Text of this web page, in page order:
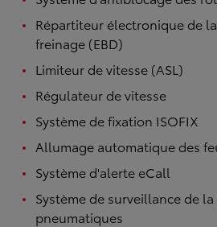
Répartiteur électronique de
freinage (EBD)
Limiteur de vitesse (ASL)
Régulateur de vitesse
Système de fixation ISOFIX
Allumage automatique des
Système d'alerte eCall
Système de surveillance de
pneumatiques